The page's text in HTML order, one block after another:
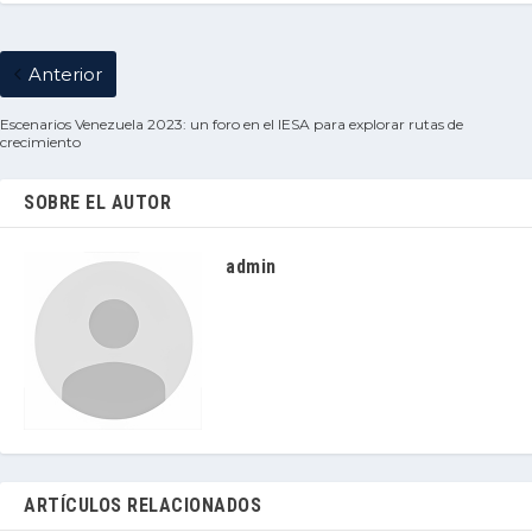
Anterior
Escenarios Venezuela 2023: un foro en el IESA para explorar rutas de
crecimiento
SOBRE EL AUTOR
admin
ARTÍCULOS RELACIONADOS